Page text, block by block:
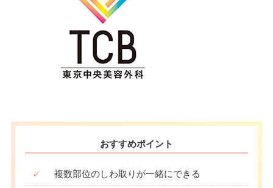
おすすめポイント
✓ 複数部位のしわ取りが一緒にできる